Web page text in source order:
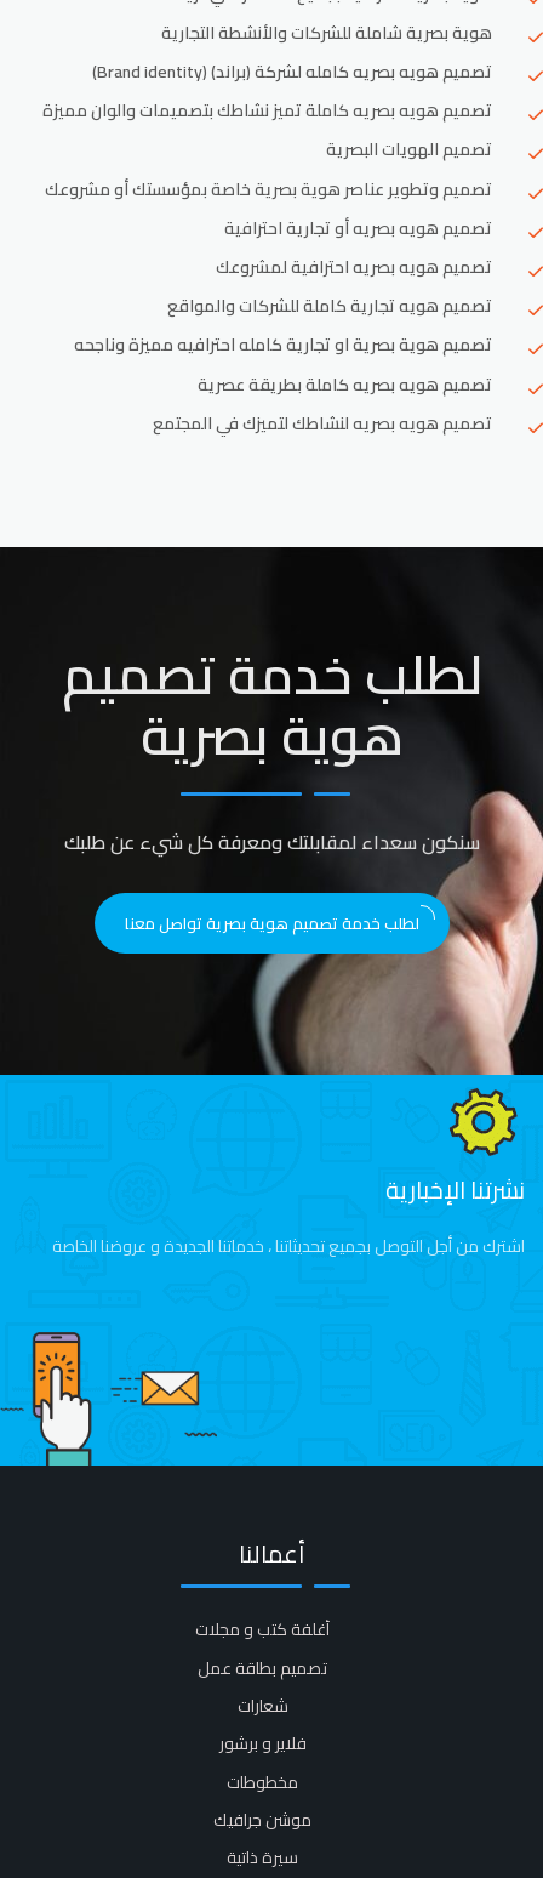
هوية بصرية شاملة للشركات والأنشطة التجارية
تصميم هويه بصريه كامله لشركة (براند) (Brand identity)
تصميم هويه بصريه كاملة تميز نشاطك بتصميمات والوان مميزة
تصميم الهويات البصرية
تصميم وتطوير عناصر هوية بصرية خاصة بمؤسستك أو مشروعك
تصميم هويه بصريه أو تجارية احترافية
تصميم هويه بصريه احترافية لمشروعك
تصميم هويه تجارية كاملة للشركات والمواقع
تصميم هوية بصرية او تجارية كامله احترافيه مميزة وناجحه
تصميم هويه بصريه كاملة بطريقة عصرية
تصميم هويه بصريه لنشاطك لتميزك في المجتمع
لطلب خدمة تصميم
هوية بصرية
سنكون سعداء لمقابلتك ومعرفة كل شيء عن طلبك
لطلب خدمة تصميم هوية بصرية تواصل معنا
نشرتنا الإخبارية
اشترك من أجل التوصل بجميع تحديثاتنا ، خدماتنا الجديدة و عروضنا الخاصة
أعمالنا
أغلفة كتب و مجلات​
تصميم بطاقة عمل
شعارات
فلاير و برشور​
مخطوطات
موشن جرافيك​
سيرة ذاتية​